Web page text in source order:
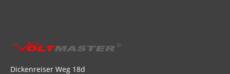
Dickenreiser Weg 18d